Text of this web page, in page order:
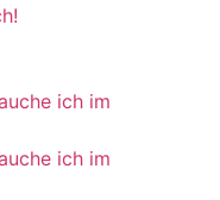
ich im
ich im